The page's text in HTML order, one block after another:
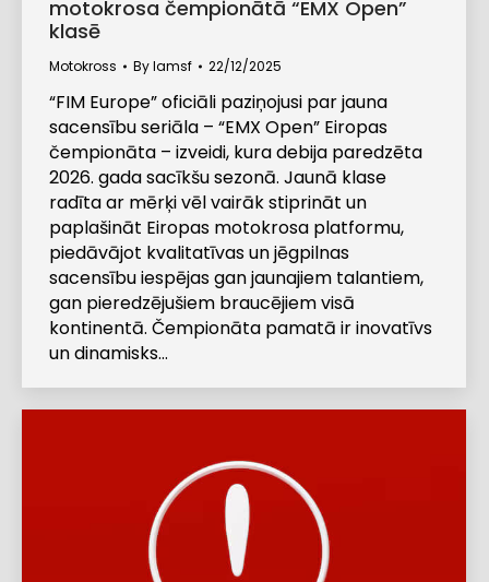
motokrosa čempionātā “EMX Open”
klasē
Motokross Bylamsf 22/12/2025
“FIM Europe” oficiāli paziņojusi par jauna
sacensību seriāla – “EMX Open” Eiropas
čempionāta – izveidi, kura debija paredzēta
2026. gada sacīkšu sezonā. Jaunā klase
radīta ar mērķi vēl vairāk stiprināt un
paplašināt Eiropas motokrosa platformu,
piedāvājot kvalitatīvas un jēgpilnas
sacensību iespējas gan jaunajiem talantiem,
gan pieredzējušiem braucējiem visā
kontinentā. Čempionāta pamatā ir inovatīvs
un dinamisks…